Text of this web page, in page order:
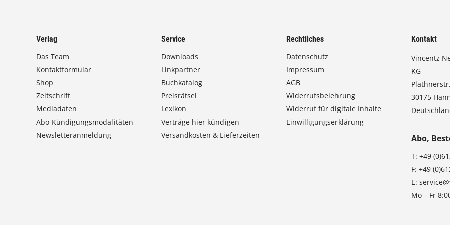
s
9
Verlag
Das Team
Kontaktformular
Shop
Zeitschrift
Mediadaten
Abo-Kündigungsmodalitäten
Newsletteranmeldung
Service
Downloads
Linkpartner
Buchkatalog
Preisrätsel
Lexikon
Verträge hier kündigen
Versandkosten & Lieferzeiten
Rechtliches
Datenschutz
Impressum
AGB
Widerrufsbelehrung
Widerruf für digitale Inhalte
Einwilligungserklärung
Kontakt
Vincentz
KG
30175
Abo,
T:+49
F:+49
E:
Mo – Fr